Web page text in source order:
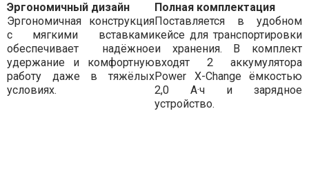
Эргономичный дизайн
Эргономичная конструкция
с мягкими вставками
обеспечивает надёжное
удержание и комфортную
работу даже в тяжёлых
условиях.
Полная комплектация
Поставляется в удобном
кейсе для транспортировки
и хранения. В комплект
входят 2 аккумулятора
Power X-Change ёмкостью
2,0 А·ч и зарядное
устройство.